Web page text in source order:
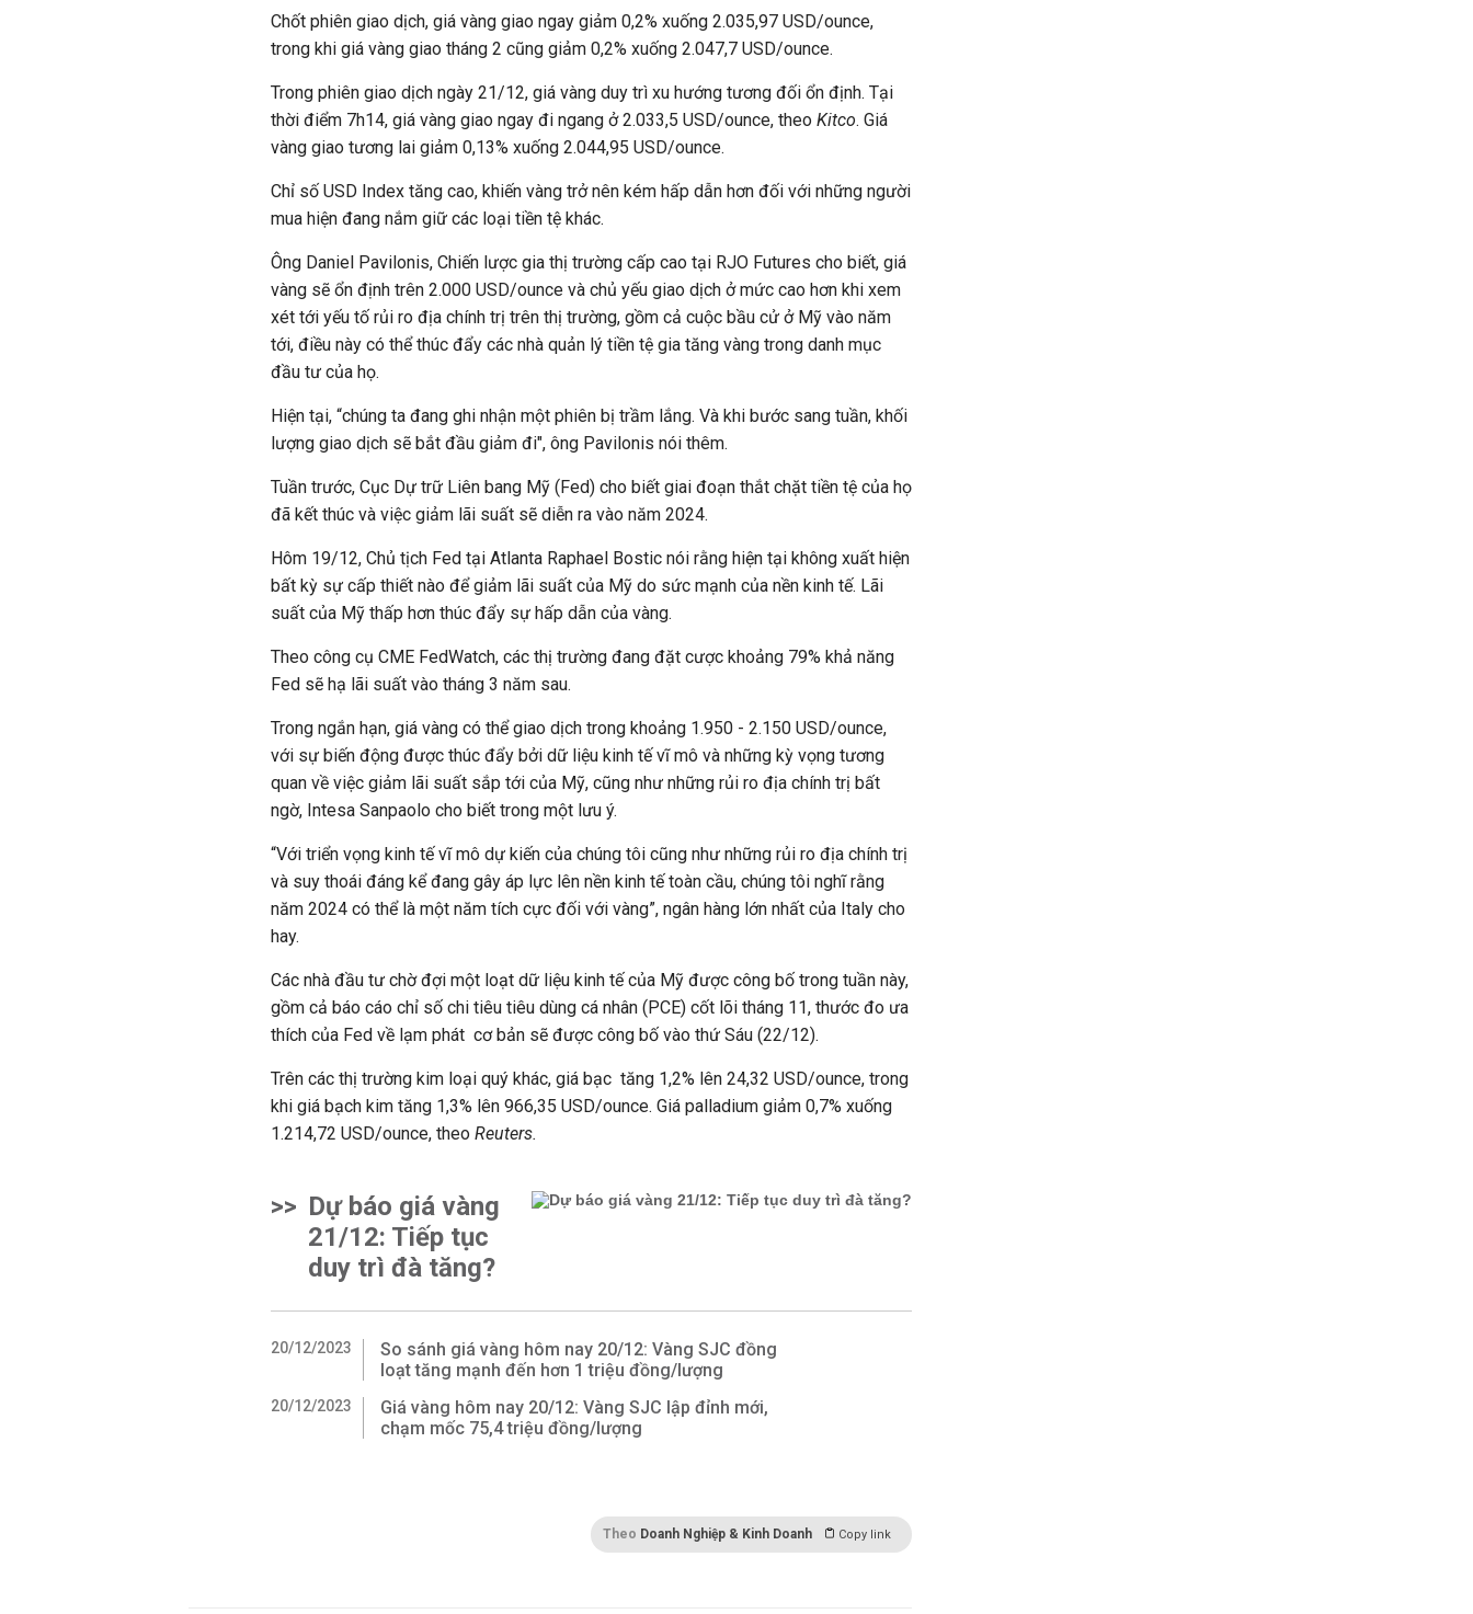
Chốt phiên giao dịch, giá vàng giao ngay giảm 0,2% xuống 2.035,97 USD/ounce,
trong khi giá vàng giao tháng 2 cũng giảm 0,2% xuống 2.047,7 USD/ounce.
Trong phiên giao dịch ngày 21/12, giá vàng duy trì xu hướng tương đối ổn định. Tại
thời điểm 7h14, giá vàng giao ngay đi ngang ở 2.033,5 USD/ounce, theo Kitco. Giá
vàng giao tương lai giảm 0,13% xuống 2.044,95 USD/ounce.
Chỉ số USD Index tăng cao, khiến vàng trở nên kém hấp dẫn hơn đối với những người
mua hiện đang nắm giữ các loại tiền tệ khác.
Ông Daniel Pavilonis, Chiến lược gia thị trường cấp cao tại RJO Futures cho biết, giá
vàng sẽ ổn định trên 2.000 USD/ounce và chủ yếu giao dịch ở mức cao hơn khi xem
xét tới yếu tố rủi ro địa chính trị trên thị trường, gồm cả cuộc bầu cử ở Mỹ vào năm
tới, điều này có thể thúc đẩy các nhà quản lý tiền tệ gia tăng vàng trong danh mục
đầu tư của họ.
Hiện tại, “chúng ta đang ghi nhận một phiên bị trầm lắng. Và khi bước sang tuần, khối
lượng giao dịch sẽ bắt đầu giảm đi", ông Pavilonis nói thêm.
Tuần trước, Cục Dự trữ Liên bang Mỹ (Fed) cho biết giai đoạn thắt chặt tiền tệ của họ
đã kết thúc và việc giảm lãi suất sẽ diễn ra vào năm 2024.
Hôm 19/12, Chủ tịch Fed tại Atlanta Raphael Bostic nói rằng hiện tại không xuất hiện
bất kỳ sự cấp thiết nào để giảm lãi suất của Mỹ do sức mạnh của nền kinh tế. Lãi
suất của Mỹ thấp hơn thúc đẩy sự hấp dẫn của vàng.
Theo công cụ CME FedWatch, các thị trường đang đặt cược khoảng 79% khả năng
Fed sẽ hạ lãi suất vào tháng 3 năm sau.
Trong ngắn hạn, giá vàng có thể giao dịch trong khoảng 1.950 - 2.150 USD/ounce,
với sự biến động được thúc đẩy bởi dữ liệu kinh tế vĩ mô và những kỳ vọng tương
quan về việc giảm lãi suất sắp tới của Mỹ, cũng như những rủi ro địa chính trị bất
ngờ, Intesa Sanpaolo cho biết trong một lưu ý.
“Với triển vọng kinh tế vĩ mô dự kiến ​​của chúng tôi cũng như những rủi ro địa chính trị
và suy thoái đáng kể đang gây áp lực lên nền kinh tế toàn cầu, chúng tôi nghĩ rằng
năm 2024 có thể là một năm tích cực đối với vàng”, ngân hàng lớn nhất của Italy cho
hay.
Các nhà đầu tư chờ đợi một loạt dữ liệu kinh tế của Mỹ được công bố trong tuần này,
gồm cả báo cáo chỉ số chi tiêu tiêu dùng cá nhân (PCE) cốt lõi tháng 11, thước đo ưa
thích của Fed về lạm phát cơ bản sẽ được công bố vào thứ Sáu (22/12).
Trên các thị trường kim loại quý khác, giá bạc tăng 1,2% lên 24,32 USD/ounce, trong
khi giá bạch kim tăng 1,3% lên 966,35 USD/ounce. Giá palladium giảm 0,7% xuống
1.214,72 USD/ounce, theo Reuters.
>> Dự báo giá vàng
21/12: Tiếp tục
duy trì đà tăng?
20/12/2023
So sánh giá vàng hôm nay 20/12: Vàng SJC đồng
loạt tăng mạnh đến hơn 1 triệu đồng/lượng
20/12/2023
Giá vàng hôm nay 20/12: Vàng SJC lập đỉnh mới,
chạm mốc 75,4 triệu đồng/lượng
Theo Doanh Nghiệp & Kinh Doanh Copy link